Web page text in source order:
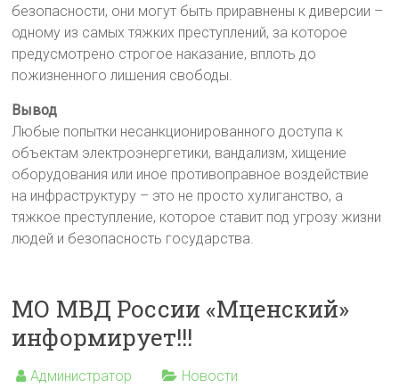
безопасности, они могут быть приравнены к диверсии –
одному из самых тяжких преступлений, за которое
предусмотрено строгое наказание, вплоть до
пожизненного лишения свободы.
Вывод
Любые попытки несанкционированного доступа к
объектам электроэнергетики, вандализм, хищение
оборудования или иное противоправное воздействие
на инфраструктуру – это не просто хулиганство, а
тяжкое преступление, которое ставит под угрозу жизни
людей и безопасность государства.
МО МВД России «Мценский»
информирует!!!
Администратор Новости